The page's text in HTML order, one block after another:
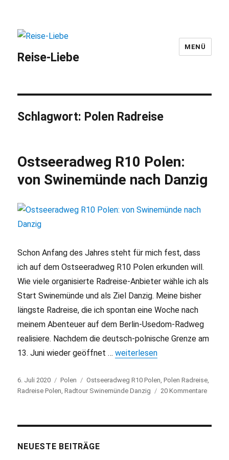
Reise-Liebe
MENÜ
Schlagwort: Polen Radreise
Ostseeradweg R10 Polen:
von Swinemünde nach Danzig
Schon Anfang des Jahres steht für mich fest, dass
ich auf dem Ostseeradweg R10 Polen erkunden will.
Wie viele organisierte Radreise-Anbieter wähle ich als
Start Swinemünde und als Ziel Danzig. Meine bisher
längste Radreise, die ich spontan eine Woche nach
meinem Abenteuer auf dem Berlin-Usedom-Radweg
realisiere. Nachdem die deutsch-polnische Grenze am
13. Juni wieder geöffnet …„Ostseeradweg R10 Polen: von
weiterlesen
Veröffentlicht
am
6. Juli 2020 Kategorien
Polen Schlagwörter
Ostseeradweg R10 Polen ,Polen Radreise
Radreise Polen ,Radtour Swinemünde Danzig 20 Kommentare
NEUESTE BEITRÄGE